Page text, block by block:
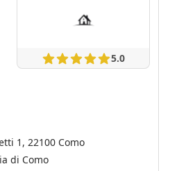
Elena ha mostrato
sopportandoci e
Ha risposto a ogni
e un'esperienza
ha dovuto spiegarci le
volta. Sempre disponibile,
di una calma invidiabile. Se
solo vi trovi casa, ma che
senza farvi prendere dal
sono una
assoluta. Grazie ancora di tutto!
5.0
1, 22100 Como
di Como